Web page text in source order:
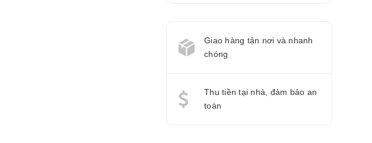
Giao hàng tận nơi và nhanh
chóng
Thu tiền tại nhà, đảm bảo an
toàn